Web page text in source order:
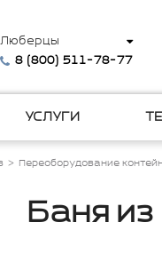
Люберцы
8 (800) 511-78-77
УСЛУГИ
Переоборудование
Баня